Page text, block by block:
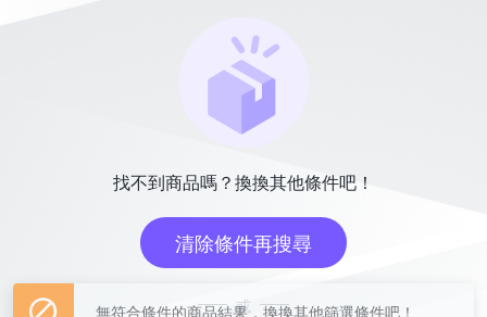
找不到商品嗎？換換其他條件吧！
清除條件再搜尋
或